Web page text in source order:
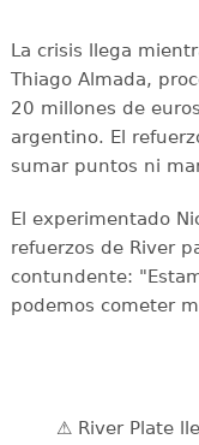
La crisis llega
Thiago Almada,
20 millones de
argentino. El
sumar puntos ni
El experimentado
refuerzos de River
contundente:
podemos cometer
⚠️ River Plate